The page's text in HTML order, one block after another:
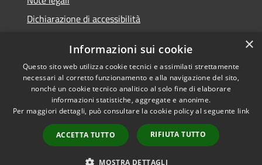
Dichiarazione di accessibilità
RSS
Accessibilità
Privacy
Cookie
Mappa del sito
Comune convenzionato
Astigov
Progetto|Convenzione|
Adesioni
×
Informazioni sui cookie
Questo sito web utilizza cookie tecnici e assimilati strettamente
necessari al corretto funzionamento e alla navigazione del sito,
nonché un cookie tecnico analitico al solo fine di elaborare
informazioni statistiche, aggregate e anonime.
Per maggiori dettagli, può consultare la cookie policy al seguente link
ACCETTA TUTTO RIFIUTA TUTTO
MOSTRA DETTAGLI